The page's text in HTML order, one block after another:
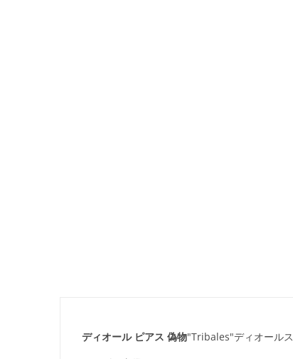
ディオール ピアス 偽物"Tribales"ディオール